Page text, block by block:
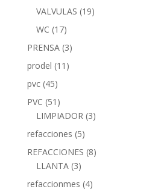
VALVULAS (19)
WC (17)
PRENSA (3)
prodel (11)
pvc (45)
PVC (51)
LIMPIADOR (3)
refacciones (5)
REFACCIONES (8)
LLANTA (3)
refaccionmes (4)